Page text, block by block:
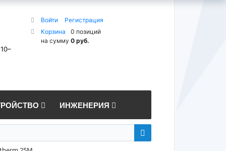
Войти
Регистрация
Корзина
0 позиций
на сумму 0 руб.
ИНЖЕНЕРИЯ